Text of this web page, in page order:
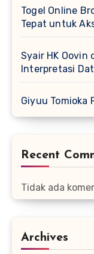
Togel Online
Tepat untuk
Syair HK Oovin
Interpretasi
Giyuu Tomioka
Recent
Tidak ada
Archives